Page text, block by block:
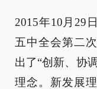
2015年10月29
五中全会第二
出了“创新、协
理念。新发展